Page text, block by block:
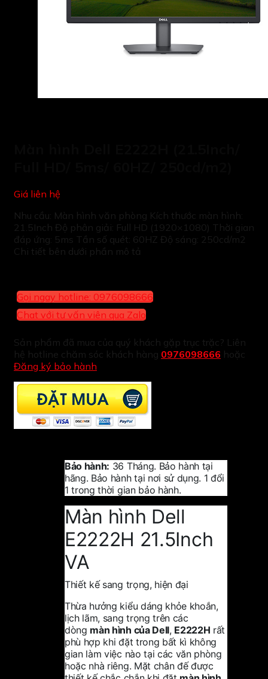
Giá liên hệ
Nhu cầu: Màn hình văn phòng Kích thước màn hình:
21.5Inch Độ phân giải: Full HD (1920×1080) Thời gian
đáp ứng: 5ms Tần số quét: 60HZ Độ sáng: 250cd/m2
Chi tiết bên dưới phần mô tả
Gọi ngay hotline: 0976098666
Chat với tư vấn viên qua Zalo
Sản phẩm đã mua của quý khách gặp trục trặc? Liên
hệ hotline chăm sóc khách hàng 0976098666 hoặc
Đăng ký bảo hành
Bảo hành: 36 Tháng. Bảo hành tại
hãng. Bảo hành tại nơi sử dụng. 1 đổi
1 trong thời gian bảo hành.
Màn hình Dell
E2222H 21.5Inch
VA
Thiết kế sang trọng, hiện đại
Thừa hưởng kiểu dáng khỏe khoắn,
lịch lãm, sang trọng trên các
dòng màn hình của Dell, E2222H rất
phù hợp khi đặt trong bất kì không
gian làm việc nào tại các văn phòng
hoặc nhà riêng. Mặt chân đế được